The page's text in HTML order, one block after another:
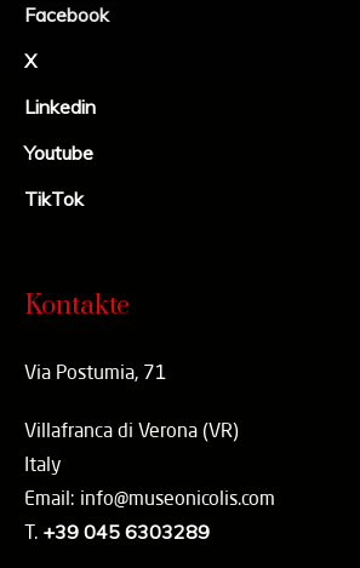
Facebook
X
Linkedin
Youtube
TikTok
Kontakte
Via Postumia, 71
Villafranca di Verona (VR)
Italy
Email: info@museonicolis.com
T. +39 045 6303289